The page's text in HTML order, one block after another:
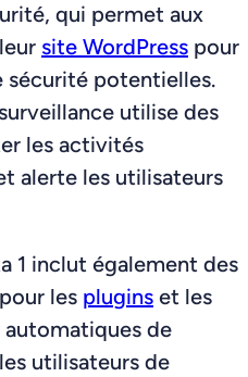
qui permet aux
site WordPress pour
sécurité potentielles.
utilise des
les activités
alerte les utilisateurs
1 inclut également des
les plugins et les
automatiques de
utilisateurs de